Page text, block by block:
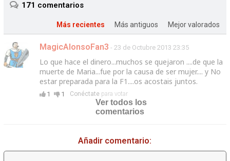
171 comentarios
Más recientes Más antiguos Mejor valorados
MagicAlonsoFan3 - 23 de Octubre 2013 23:35
Lo que hace el dinero...muchos se quejaron ....de que la
muerte de Maria...fue por la causa de ser mujer.... y No
estar preparada para la F1....os acostais juntos.
1 1 Conéctatepara votar
Ver todos los
comentarios
Añadir comentario: